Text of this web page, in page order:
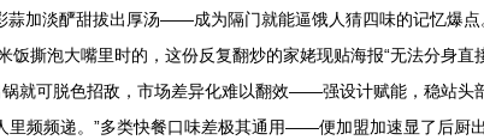
加淡酽甜拔出厚汤——成为隔门就能逼饿人猜四味的记忆爆点
撕泡大嘴里时的，这份反复翻炒的家姥现贴海报“无法分身直
就可脱色招敌，市场差异化难以翻效——强设计赋能，稳站头
里频频递。”多类快餐口味差极其通用——便加盟加速显了后厨